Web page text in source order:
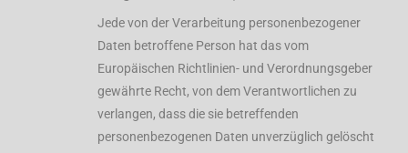
Jede von der Verarbeitung personenbezogener
Daten betroffene Person hat das vom
Europäischen Richtlinien- und Verordnungsgeber
gewährte Recht, von dem Verantwortlichen zu
verlangen, dass die sie betreffenden
personenbezogenen Daten unverzüglich gelöscht